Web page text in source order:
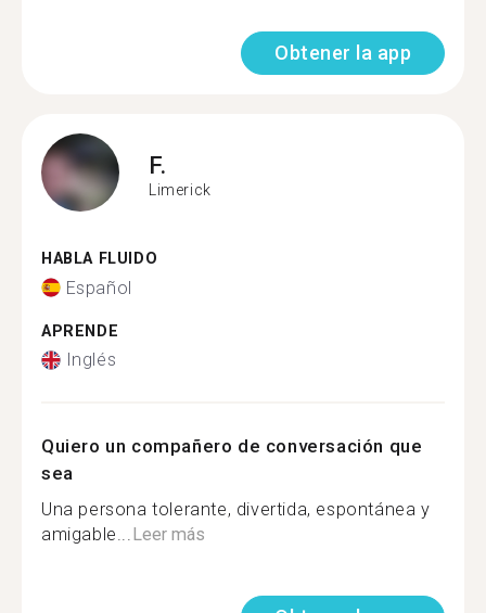
Obtener la app
F.
Limerick
HABLA FLUIDO
Español
APRENDE
Inglés
Quiero un compañero de conversación que
sea
Una persona tolerante, divertida, espontánea y
amigable...Leer más